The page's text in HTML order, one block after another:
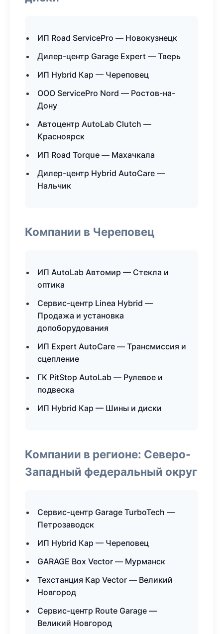
ИП Road ServicePro — Новокузнецк
Дилер-центр Garage Expert — Тверь
ИП Hybrid Кар — Череповец
ООО ServicePro Nord — Ростов-на-
Дону
Автоцентр AutoLab Clutch —
Красноярск
ИП Road Torque — Махачкала
Дилер-центр Hybrid AutoCare —
Нальчик
Компании в Череповец
ИП AutoLab Автомир — Стекла и
оптика
Сервис-центр Linea Hybrid —
Продажа и установка
допоборудования
ИП Expert AutoCare — Трансмиссия и
сцепление
ГК PitStop AutoLab — Рулевое и
подвеска
ИП Hybrid Кар — Шины и диски
Компании в регионе: Северо-
Западный федеральный округ
Сервис-центр Garage TurboTech —
Петрозаводск
ИП Hybrid Кар — Череповец
GARAGE Box Vector — Мурманск
Техстанция Кар Vector — Великий
Новгород
Сервис-центр Route Garage —
Великий Новгород